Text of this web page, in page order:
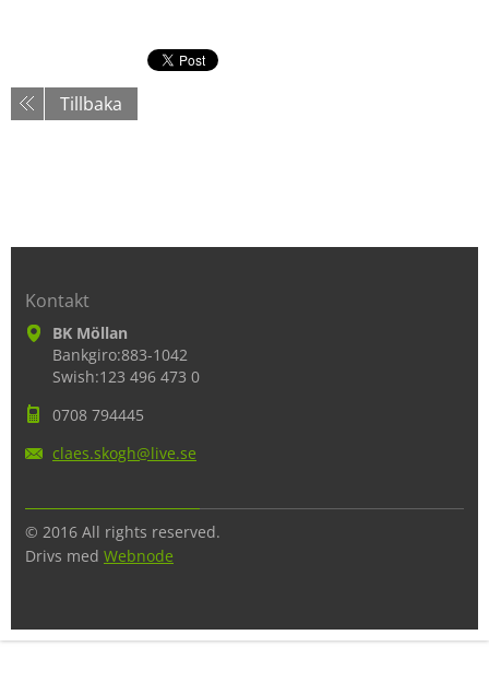
Tillbaka
Kontakt
BK Möllan
Bankgiro:883-1042
Swish:123 496 473 0
0708 794445
claes.skogh@live.se
© 2016 All rights reserved.
Drivs med Webnode